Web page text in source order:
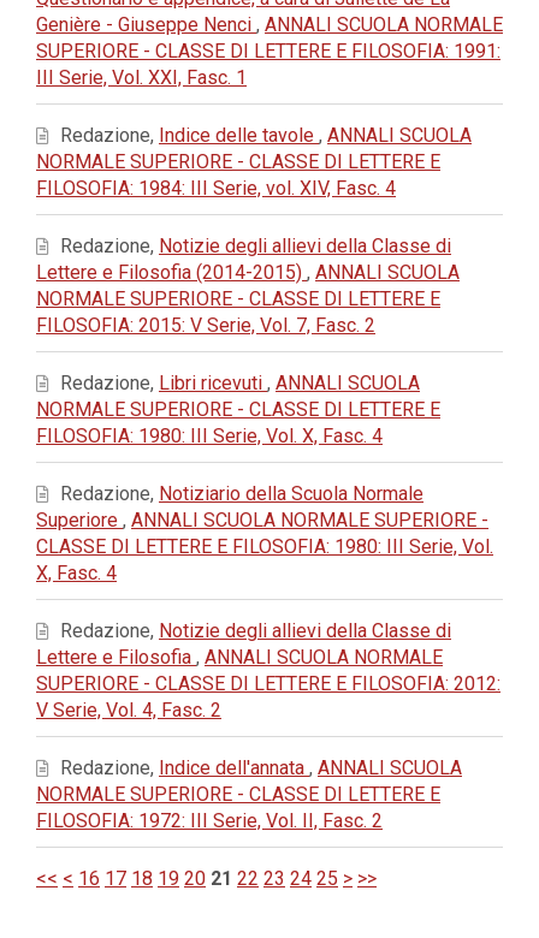
Genière - Giuseppe Nenci , ANNALI SCUOLA NORMALE
SUPERIORE - CLASSE DI LETTERE E FILOSOFIA: 1991:
III Serie, Vol. XXI, Fasc. 1
Redazione, Indice delle tavole , ANNALI SCUOLA
NORMALE SUPERIORE - CLASSE DI LETTERE E
FILOSOFIA: 1984: III Serie, vol. XIV, Fasc. 4
Redazione, Notizie degli allievi della Classe di
Lettere e Filosofia (2014-2015) , ANNALI SCUOLA
NORMALE SUPERIORE - CLASSE DI LETTERE E
FILOSOFIA: 2015: V Serie, Vol. 7, Fasc. 2
Redazione, Libri ricevuti , ANNALI SCUOLA
NORMALE SUPERIORE - CLASSE DI LETTERE E
FILOSOFIA: 1980: III Serie, Vol. X, Fasc. 4
Redazione, Notiziario della Scuola Normale
Superiore , ANNALI SCUOLA NORMALE SUPERIORE -
CLASSE DI LETTERE E FILOSOFIA: 1980: III Serie, Vol.
X, Fasc. 4
Redazione, Notizie degli allievi della Classe di
Lettere e Filosofia , ANNALI SCUOLA NORMALE
SUPERIORE - CLASSE DI LETTERE E FILOSOFIA: 2012:
V Serie, Vol. 4, Fasc. 2
Redazione, Indice dell'annata , ANNALI SCUOLA
NORMALE SUPERIORE - CLASSE DI LETTERE E
FILOSOFIA: 1972: III Serie, Vol. II, Fasc. 2
<< < 16 17 18 19 20 21 22 23 24 25 > >>